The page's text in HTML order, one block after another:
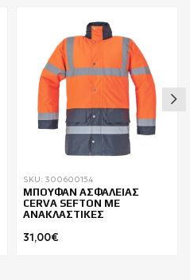
SKU: 300600154
ΜΠΟΥΦΑΝ ΑΣΦΑΛΕΙΑΣ
CERVA SEFTON ΜΕ
ΑΝΑΚΛΑΣΤΙΚΕΣ
31,00€